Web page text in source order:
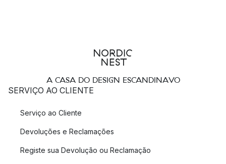
A CASA DO DESIGN ESCANDINAVO
SERVIÇO AO CLIENTE
Serviço ao Cliente
Devoluções e Reclamações
Registe sua Devolução ou Reclamação